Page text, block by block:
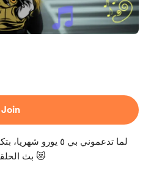
Join
لما تدعموني بي ٥
بث الحلقات، و تكاليف تعديل الفيديوهات 😻